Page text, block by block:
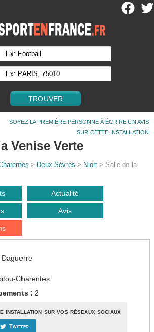
SOYEZ LA PREMIÈRE PERSONNE À ÉCRIRE UN AVIS
SUR CETTE INSTALLATION
Venise Verte
> Deux-Sèvres > Niort > Salle de la
Actualité
Avis
Charentes
: 2
installation sur vos réseaux sociaux
Twitter